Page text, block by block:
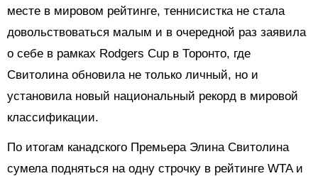
месте в мировом рейтинге, теннисистка не стала
довольствоваться малым и в очередной раз заявила
о себе в рамках Rodgers Cup в Торонто, где
Свитолина обновила не только личный, но и
установила новый национальный рекорд в мировой
классификации.
По итогам канадского Премьера Элина Свитолина
сумела подняться на одну строчку в рейтинге WTA и